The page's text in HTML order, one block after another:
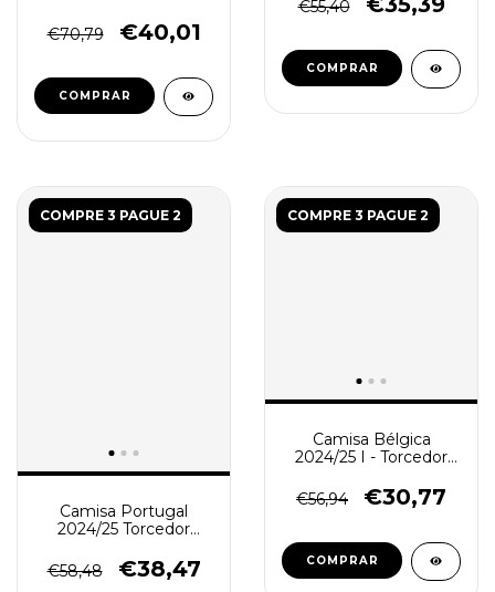
€70,79
€40,01
COMPRAR
€55,40
COMPRAR
COMPRE 3 PAGUE 2
Camisa Portugal
2024/25 Torcedor
€58,48
€38,47
COMPRE 3 PAGUE 2
Camisa Bélgica
2024/25 I - Torcedor
€56,94
€30,77
COMPRAR